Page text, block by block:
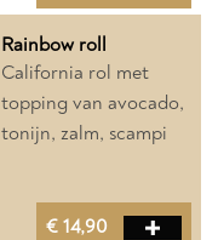
Rainbow roll
California rol met
topping van avocado,
tonijn, zalm, scampi
€ 14,90